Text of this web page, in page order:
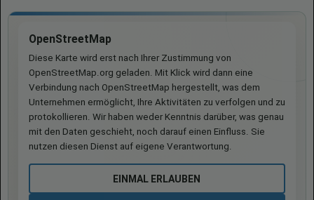
OpenStreetMap
Diese Karte wird erst nach Ihrer Zustimmung von
OpenStreetMap.org geladen. Mit Klick wird dann eine
Verbindung nach OpenStreetMap hergestellt, was dem
Unternehmen ermöglicht, Ihre Aktivitäten zu verfolgen und zu
protokollieren. Wir haben weder Kenntnis darüber, was genau
mit den Daten geschieht, noch darauf einen Einfluss. Sie
nutzen diesen Dienst auf eigene Verantwortung.
EINMAL ERLAUBEN